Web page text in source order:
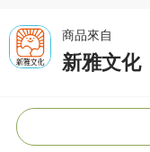
商品來自
新雅文化